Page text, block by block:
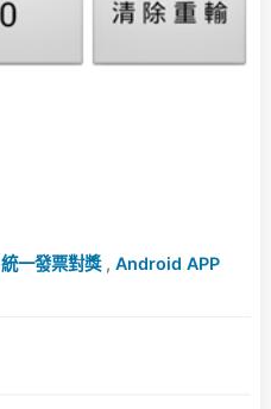
統一發票對獎, Android APP